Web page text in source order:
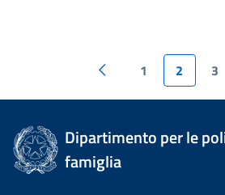
1 2 3
Dipartimento per le
famiglia